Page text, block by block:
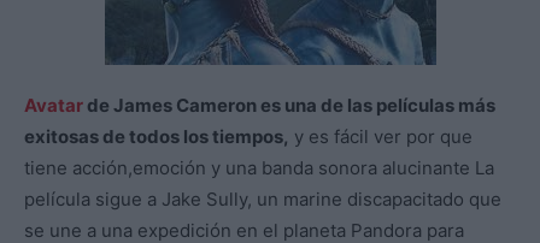
Avatar de James Cameron es una de las películas más
exitosas de todos los tiempos, y es fácil ver por que
tiene acción,emoción y una banda sonora alucinante La
película sigue a Jake Sully, un marine discapacitado que
se une a una expedición en el planeta Pandora para